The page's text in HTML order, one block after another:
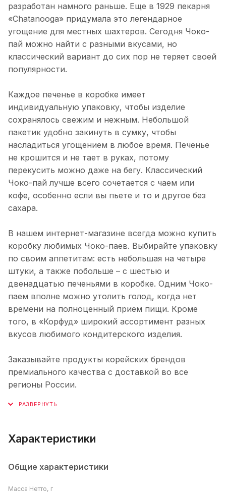
разработан намного раньше. Еще в 1929 пекарня
«Chatanooga» придумала это легендарное
угощение для местных шахтеров. Сегодня Чоко-
пай можно найти с разными вкусами, но
классический вариант до сих пор не теряет своей
популярности.
Каждое печенье в коробке имеет
индивидуальную упаковку, чтобы изделие
сохранялось свежим и нежным. Небольшой
пакетик удобно закинуть в сумку, чтобы
насладиться угощением в любое время. Печенье
не крошится и не тает в руках, потому
перекусить можно даже на бегу. Классический
Чоко-пай лучше всего сочетается с чаем или
кофе, особенно если вы пьете и то и другое без
сахара.
В нашем интернет-магазине всегда можно купить
коробку любимых Чоко-паев. Выбирайте упаковку
по своим аппетитам: есть небольшая на четыре
штуки, а также побольше – с шестью и
двенадцатью печеньями в коробке. Одним Чоко-
паем вполне можно утолить голод, когда нет
времени на полноценный прием пищи. Кроме
того, в «Корфуд» широкий ассортимент разных
вкусов любимого кондитерского изделия.
Заказывайте продукты корейских брендов
премиального качества с доставкой во все
регионы России.
Характеристики
Общие характеристики
Масса Нетто, г